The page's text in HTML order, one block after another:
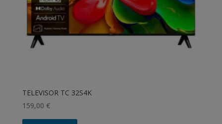
TELEVISOR TC 32S4K
159,00 €